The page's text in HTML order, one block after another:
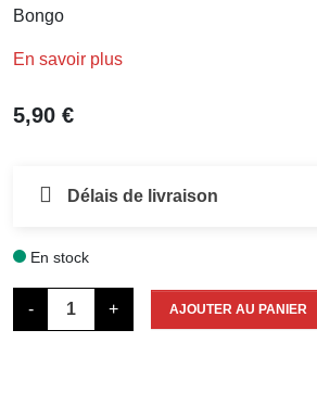
Bongo
En savoir plus
5,90 €
Délais de livraison
En stock
- + AJOUTER AU PANIER